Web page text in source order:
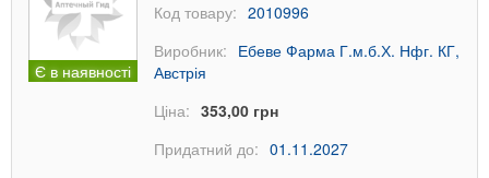
Є в наявності
Код товару: 2010996
Виробник: Ебеве Фарма Г.м.б.Х. Нфг. КГ,
Австрія
Ціна: 353,00 грн
Придатний до: 01.11.2027